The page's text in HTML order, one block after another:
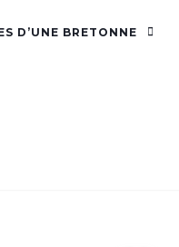
D’UNE BRETONNE